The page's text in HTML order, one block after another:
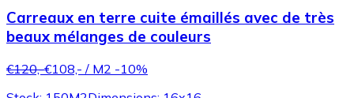
Carreaux en terre cuite émaillés avec de très
beaux mélanges de couleurs
€120,-€108,- / M2 -10%